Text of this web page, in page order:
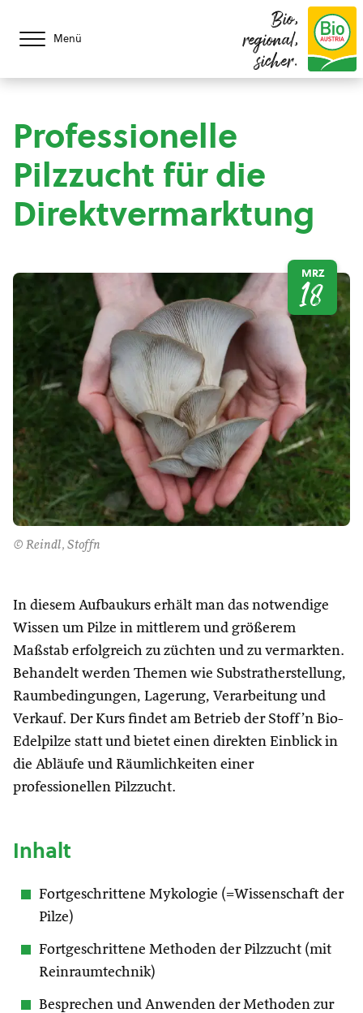
Menü
Bio,
regional,
sicher.
Professionelle
Pilzzucht für die
Direktvermarktung
© Reindl, Stoffn
MRZ
18
In diesem Aufbaukurs erhält man das notwendige
Wissen um Pilze in mittlerem und größerem
Maßstab erfolgreich zu züchten und zu vermarkten.
Behandelt werden Themen wie Substratherstellung,
Raumbedingungen, Lagerung, Verarbeitung und
Verkauf. Der Kurs findet am Betrieb der Stoff’n Bio-
Edelpilze statt und bietet einen direkten Einblick in
die Abläufe und Räumlichkeiten einer
professionellen Pilzzucht.
Inhalt
Fortgeschrittene Mykologie (=Wissenschaft der
Pilze)
Fortgeschrittene Methoden der Pilzzucht (mit
Reinraumtechnik)
Besprechen und Anwenden der Methoden zur